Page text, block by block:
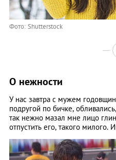
Фото: Shutterstock
О нежности
У нас завтра с мужем
подругой по бичке,
так нежно мазал мне лицо
отпустить его, такого